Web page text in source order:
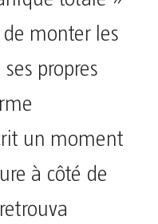
de monter les
propres
un moment
à côté de